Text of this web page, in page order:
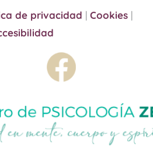
de privacidad | Cookies |